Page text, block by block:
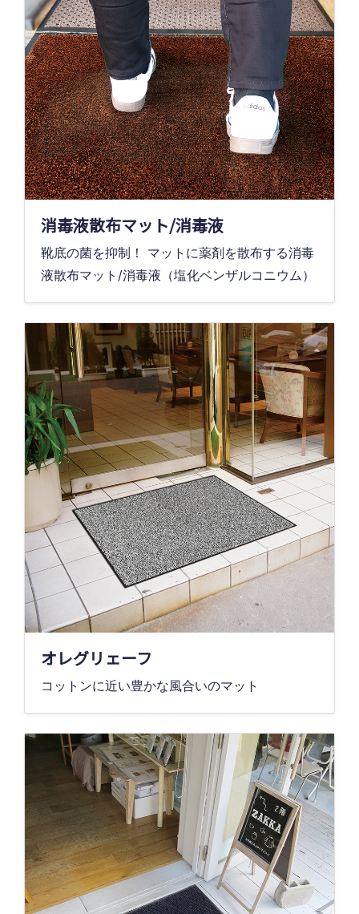
消毒液散布マット/消毒液
靴底の菌を抑制！ マットに薬剤を散布する消毒
液散布マット/消毒液（塩化ベンザルコニウム）
オレグリェーフ
コットンに近い豊かな風合いのマット